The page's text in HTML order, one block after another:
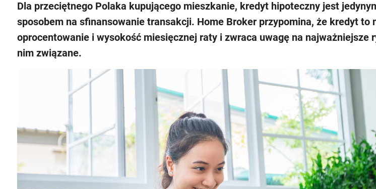
Dla przeciętnego Polaka kupującego mieszkanie, kredyt hipoteczny jest
sposobem na sfinansowanie transakcji. Home Broker przypomina, że kredyt to
oprocentowanie i wysokość miesięcznej raty i zwraca uwagę na najważniejsze
nim związane.